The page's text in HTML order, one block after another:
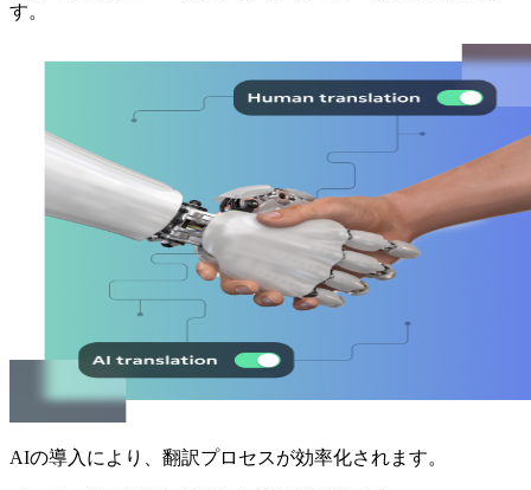
す。
AIの導入により、翻訳プロセスが効率化されます。